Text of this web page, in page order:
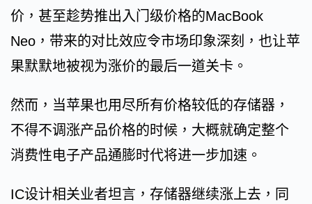
价，甚至趁势推出入门级价格的MacBook
Neo，带来的对比效应令市场印象深刻，也让苹
果默默地被视为涨价的最后一道关卡。
然而，当苹果也用尽所有价格较低的存储器，
不得不调涨产品价格的时候，大概就确定整个
消费性电子产品通膨时代将进一步加速。
IC设计相关业者坦言，存储器继续涨上去，同